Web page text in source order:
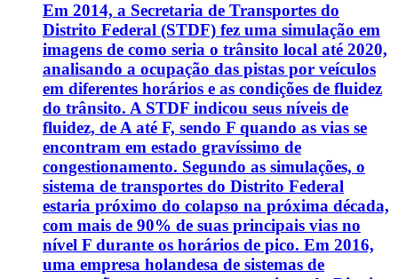
Em 2014, a Secretaria de Transportes do
Distrito Federal (STDF) fez uma simulação em
imagens de como seria o trânsito local até 2020,
analisando a ocupação das pistas por veículos
em diferentes horários e as condições de fluidez
do trânsito. A STDF indicou seus níveis de
fluidez, de A até F, sendo F quando as vias se
encontram em estado gravíssimo de
congestionamento. Segundo as simulações, o
sistema de transportes do Distrito Federal
estaria próximo do colapso na próxima década,
com mais de 90% de suas principais vias no
nível F durante os horários de pico. Em 2016,
uma empresa holandesa de sistemas de